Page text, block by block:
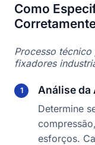
Como
Processo
fixadores
Análise da
Determine
esforços.